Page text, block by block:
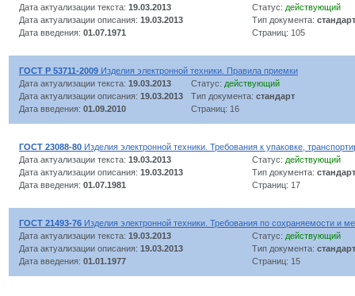
Дата актуализации текста: 19.03.2013 Статус: действующий
Дата актуализации описания: 19.03.2013 Тип документа: стандарт
Дата введения: 01.07.1971 Страниц: 105
ГОСТ Р 53711-2009 Изделия электронной техники. Правила приемки
Дата актуализации текста: 19.03.2013 Статус: действующий
Дата актуализации описания: 19.03.2013 Тип документа: стандарт
Дата введения: 01.09.2010 Страниц: 16
ГОСТ 23088-80 Изделия электронной техники. Требования к упаковке,
Дата актуализации текста: 19.03.2013 Статус: действующий
Дата актуализации описания: 19.03.2013 Тип документа: стандарт
Дата введения: 01.07.1981 Страниц: 17
ГОСТ 21493-76 Изделия электронной техники. Требования по сохраняемости и
Дата актуализации текста: 19.03.2013 Статус: действующий
Дата актуализации описания: 19.03.2013 Тип документа: стандарт
Дата введения: 01.01.1977 Страниц: 15